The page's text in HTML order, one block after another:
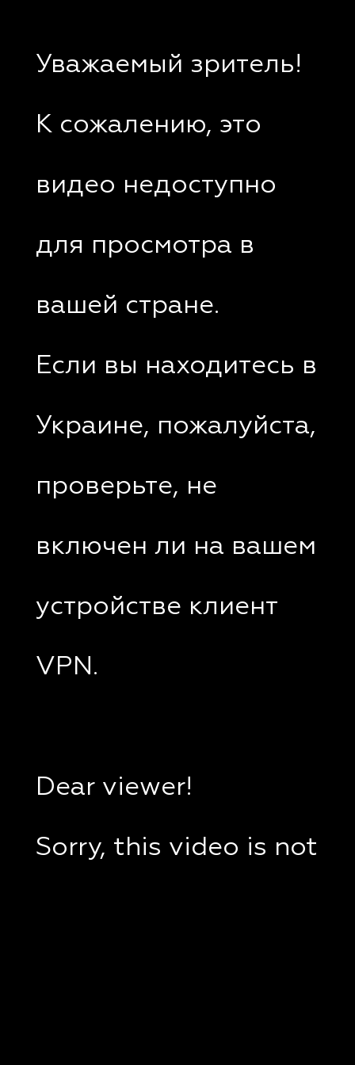
Уважаемый зритель!
К сожалению, это
видео недоступно
для просмотра в
вашей стране.
Если вы находитесь в
Украине, пожалуйста,
проверьте, не
включен ли на вашем
устройстве клиент
VPN.
Dear viewer!
Sorry, this video is not